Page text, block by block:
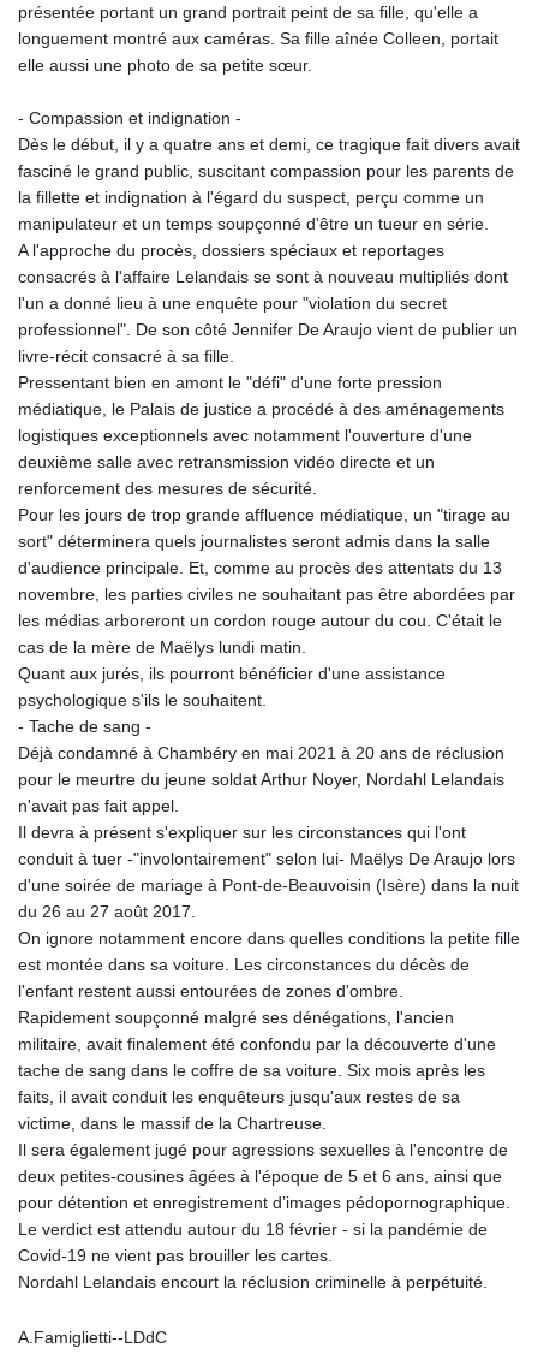
présentée portant un grand portrait peint de sa fille, qu'elle a
longuement montré aux caméras. Sa fille aînée Colleen, portait
elle aussi une photo de sa petite sœur.
- Compassion et indignation -
Dès le début, il y a quatre ans et demi, ce tragique fait divers avait
fasciné le grand public, suscitant compassion pour les parents de
la fillette et indignation à l'égard du suspect, perçu comme un
manipulateur et un temps soupçonné d'être un tueur en série.
A l'approche du procès, dossiers spéciaux et reportages
consacrés à l'affaire Lelandais se sont à nouveau multipliés dont
l'un a donné lieu à une enquête pour "violation du secret
professionnel". De son côté Jennifer De Araujo vient de publier un
livre-récit consacré à sa fille.
Pressentant bien en amont le "défi" d'une forte pression
médiatique, le Palais de justice a procédé à des aménagements
logistiques exceptionnels avec notamment l'ouverture d'une
deuxième salle avec retransmission vidéo directe et un
renforcement des mesures de sécurité.
Pour les jours de trop grande affluence médiatique, un "tirage au
sort" déterminera quels journalistes seront admis dans la salle
d'audience principale. Et, comme au procès des attentats du 13
novembre, les parties civiles ne souhaitant pas être abordées par
les médias arboreront un cordon rouge autour du cou. C'était le
cas de la mère de Maëlys lundi matin.
Quant aux jurés, ils pourront bénéficier d'une assistance
psychologique s'ils le souhaitent.
- Tache de sang -
Déjà condamné à Chambéry en mai 2021 à 20 ans de réclusion
pour le meurtre du jeune soldat Arthur Noyer, Nordahl Lelandais
n'avait pas fait appel.
Il devra à présent s'expliquer sur les circonstances qui l'ont
conduit à tuer -"involontairement" selon lui- Maëlys De Araujo lors
d'une soirée de mariage à Pont-de-Beauvoisin (Isère) dans la nuit
du 26 au 27 août 2017.
On ignore notamment encore dans quelles conditions la petite fille
est montée dans sa voiture. Les circonstances du décès de
l'enfant restent aussi entourées de zones d'ombre.
Rapidement soupçonné malgré ses dénégations, l'ancien
militaire, avait finalement été confondu par la découverte d'une
tache de sang dans le coffre de sa voiture. Six mois après les
faits, il avait conduit les enquêteurs jusqu'aux restes de sa
victime, dans le massif de la Chartreuse.
Il sera également jugé pour agressions sexuelles à l'encontre de
deux petites-cousines âgées à l'époque de 5 et 6 ans, ainsi que
pour détention et enregistrement d’images pédopornographique.
Le verdict est attendu autour du 18 février - si la pandémie de
Covid-19 ne vient pas brouiller les cartes.
Nordahl Lelandais encourt la réclusion criminelle à perpétuité.
A.Famiglietti--LDdC